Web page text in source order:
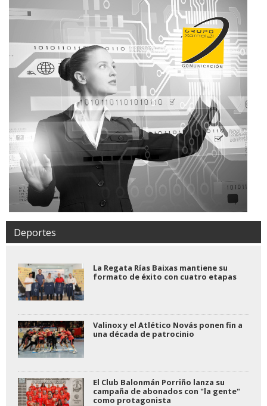
Deportes
La Regata Rías Baixas mantiene su
formato de éxito con cuatro etapas
Valinox y el Atlético Novás ponen fin a
una década de patrocinio
El Club Balonmán Porriño lanza su
campaña de abonados con "la gente"
como protagonista